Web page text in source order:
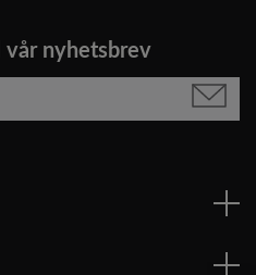
nyhetsbrev